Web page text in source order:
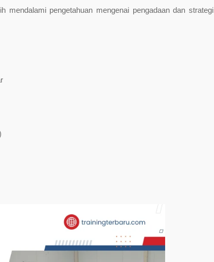
mendalami pengetahuan mengenai pengadaan dan strategi